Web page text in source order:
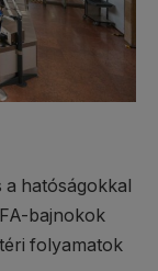
hatóságokkal
bajnokok
folyamatok